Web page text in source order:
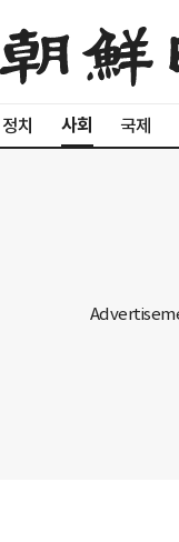
정치 사회 국제